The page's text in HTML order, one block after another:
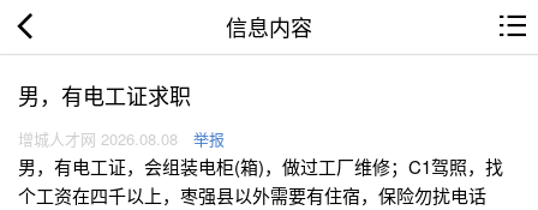
信息内容
男，有电工证求职
增城人才网 2026.08.08 举报
男，有电工证，会组装电柜(箱)，做过工厂维修；C1驾照，找
个工资在四千以上，枣强县以外需要有住宿，保险勿扰电话